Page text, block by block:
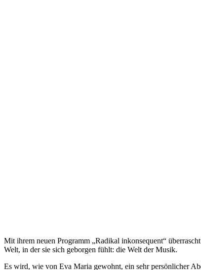
Mit ihrem neuen Programm „Radikal inkonsequent“
Welt, in der sie sich geborgen fühlt: die Welt der Musik.
Es wird, wie von Eva Maria gewohnt, ein sehr persönlicher